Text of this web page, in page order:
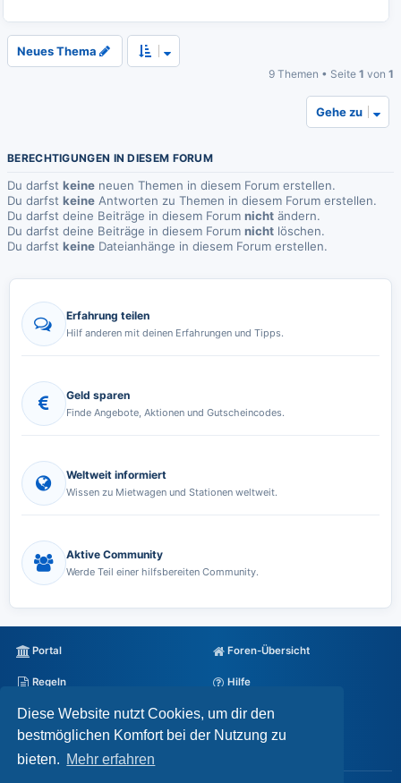
Diese Website nutzt Cookies, um dir den
bestmöglichen Komfort bei der Nutzung zu
bieten. Mehr erfahren
Neues Thema
9 Themen • Seite 1 von 1
Gehe zu
BERECHTIGUNGEN IN DIESEM FORUM
Du darfst keine neuen Themen in diesem Forum erstellen.
Du darfst keine Antworten zu Themen in diesem Forum erstellen.
Du darfst deine Beiträge in diesem Forum nicht ändern.
Du darfst deine Beiträge in diesem Forum nicht löschen.
Du darfst keine Dateianhänge in diesem Forum erstellen.
Erfahrung teilen
Hilf anderen mit deinen Erfahrungen und Tipps.
Geld sparen
Finde Angebote, Aktionen und Gutscheincodes.
Weltweit informiert
Wissen zu Mietwagen und Stationen weltweit.
Aktive Community
Werde Teil einer hilfsbereiten Community.
Portal Foren-Übersicht
Regeln Hilfe
Datenschutz Impressum
Alle Cookies löschen